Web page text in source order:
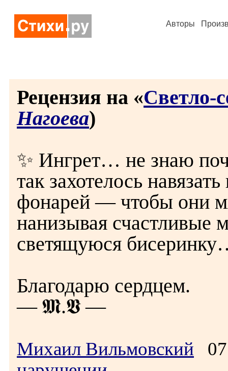
Авторы
Рецензия на «Светло-
Нагоева)
✨ Ингрет… не знаю
так захотелось
фонарей — чтобы они
нанизывая счастливые
светящуюся
Благодарю сердцем.
— 𝕸.𝖁 —
Михаил Вильмовский